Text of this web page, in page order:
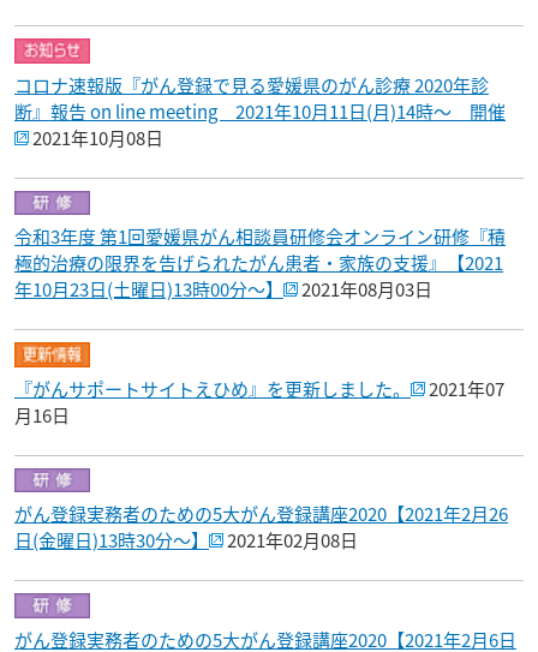
コロナ速報版『がん登録で見る愛媛県のがん診療 2020年診
断』報告 on line meeting 2021年10月11日(月)14時～ 開催
2021年10月08日
令和3年度 第1回愛媛県がん相談員研修会オンライン研修『積
極的治療の限界を告げられたがん患者・家族の支援』【2021
年10月23日(土曜日)13時00分～】
2021年08月03日
『がんサポートサイトえひめ』を更新しました。
2021年07
月16日
がん登録実務者のための5大がん登録講座2020【2021年2月26
日(金曜日)13時30分～】
2021年02月08日
がん登録実務者のための5大がん登録講座2020【2021年2月6日